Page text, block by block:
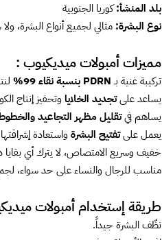
بلد المنشأ:كوريا الجنوبية
نوع البشرة: مثالي لجميع أنواع البشرة،
مميزات أمبولات ميديكيوب :
تركيبة غنية بـPDRN بنسبة نقاء 99%
يساعد علىتجديد الخلاياوتحفيز إنتاج
يساهم فيتقليل مظهر التجاعيد
يعمل علىتفتيح البشرةواستعادة
خفيف وسريع الامتصاص، لا يترك أي بقايا
مناسب للرجال والنساء على حد سواء،
طريقة إستخدام أمبولات
نظّف البشرة جيداً.